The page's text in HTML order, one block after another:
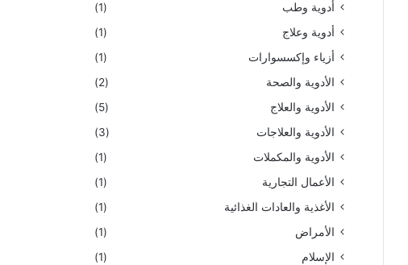
أدوية وطب
(1)
أدوية وعلاج
(1)
أزياء وإكسسوارات
(1)
الأدوية والصحة
(2)
الأدوية والعلاج
(5)
الأدوية والعلاجات
(3)
الأدوية والمكملات
(1)
الأعمال التجارية
(1)
الأغذية والعادات الغذائية
(1)
الأمراض
(1)
الإسلام
(1)